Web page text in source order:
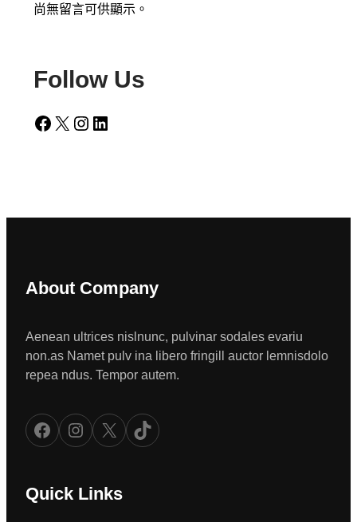
尚無留言可供顯示。
Follow Us
Facebook X Instagram LinkedIn
About Company
Aenean ultrices nislnunc, pulvinar sodales evariu
non.as Namet pulv ina libero fringill auctor lemnisdolo
repea ndus. Tempor autem.
Facebook Instagram X TikTok
Quick Links